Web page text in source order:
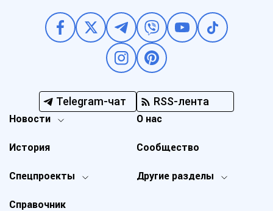
Telegram-чат RSS-лента
Новости
Спецпроекты Другие разделы
История
О нас
Справочник
Сообщество